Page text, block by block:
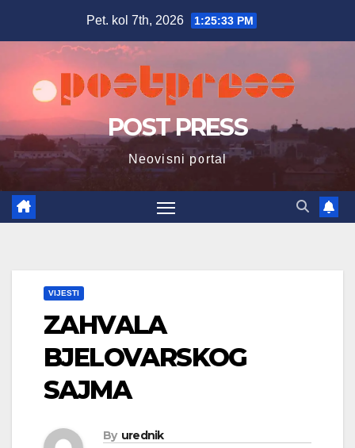
Pet. kol 7th, 2026 1:25:34 PM
POST PRESS
Neovisni portal
VIJESTI
ZAHVALA
BJELOVARSKOG
SAJMA
By urednik